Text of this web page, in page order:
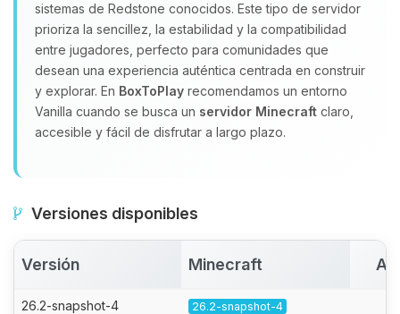
sistemas de Redstone conocidos. Este tipo de servidor
prioriza la sencillez, la estabilidad y la compatibilidad
entre jugadores, perfecto para comunidades que
desean una experiencia auténtica centrada en construir
y explorar. En BoxToPlay recomendamos un entorno
Vanilla cuando se busca un servidor Minecraft claro,
accesible y fácil de disfrutar a largo plazo.
Versiones disponibles
Versión Minecraft
26.2-snapshot-4 26.2-snapshot-4
pequenos circuitos para ayudarte.
07/08/2026 07:08